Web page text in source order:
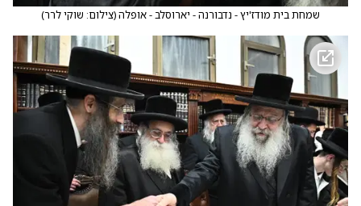
שמחת בית מודז'יץ - נדבורנה - יארוסלב - אופלה(צילום: שוקי לרר)